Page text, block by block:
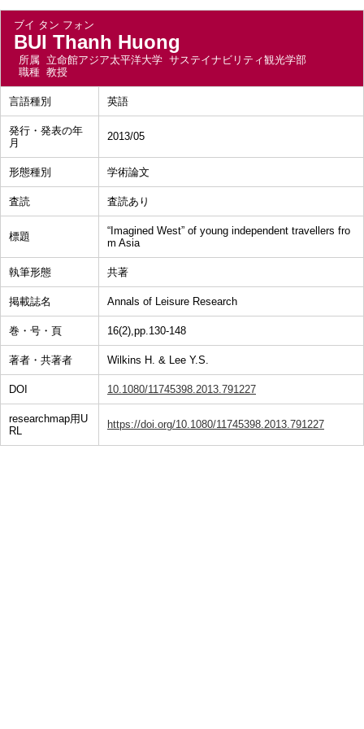
ブイ タン フォン
BUI Thanh Huong
所属 立命館アジア太平洋大学 サステイナビリティ観光学部
職種 教授
言語種別 英語
発行・発表の年
月
2013/05
形態種別 学術論文
査読 査読あり
標題
“Imagined West” of young independent travellers fro
m Asia
執筆形態 共著
掲載誌名 Annals of Leisure Research
巻・号・頁 16(2),pp.130-148
著者・共著者 Wilkins H. & Lee Y.S.
DOI 10.1080/11745398.2013.791227
researchmap用U
RL
https://doi.org/10.1080/11745398.2013.791227